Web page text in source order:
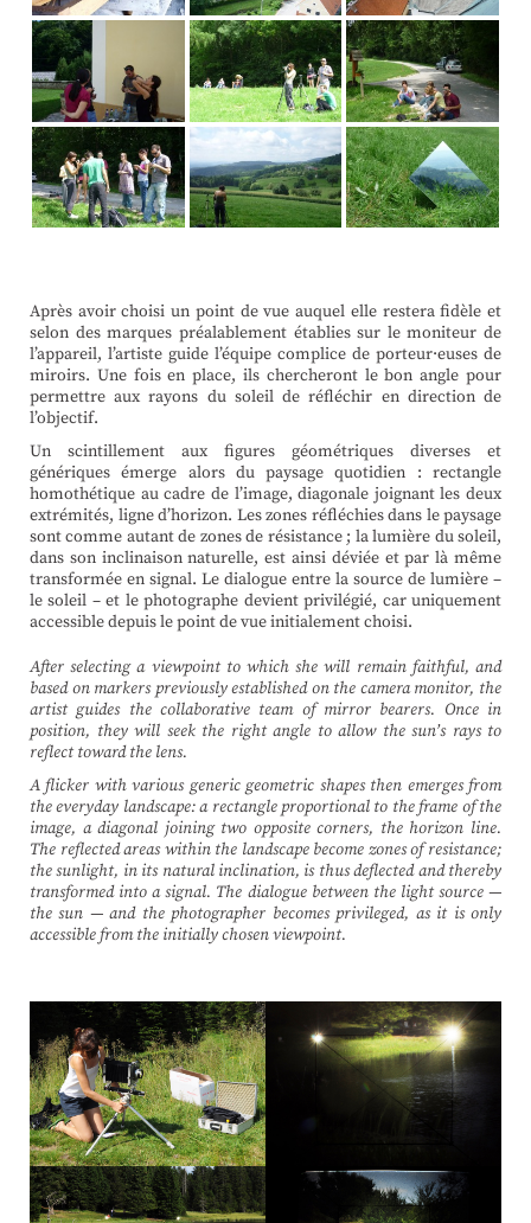
Après avoir choisi un point de vue auquel elle restera fidèle et
selon des marques préalablement établies sur le moniteur de
l’appareil, l’artiste guide l’équipe complice de porteur·euses de
miroirs. Une fois en place, ils chercheront le bon angle pour
permettre aux rayons du soleil de réfléchir en direction de
l’objectif.
Un scintillement aux figures géométriques diverses et
génériques émerge alors du paysage quotidien : rectangle
homothétique au cadre de l’image, diagonale joignant les deux
extrémités, ligne d’horizon. Les zones réfléchies dans le paysage
sont comme autant de zones de résistance ; la lumière du soleil,
dans son inclinaison naturelle, est ainsi déviée et par là même
transformée en signal. Le dialogue entre la source de lumière –
le soleil – et le photographe devient privilégié, car uniquement
accessible depuis le point de vue initialement choisi.
After selecting a viewpoint to which she will remain faithful, and
based on markers previously established on the camera monitor, the
artist guides the collaborative team of mirror bearers. Once in
position, they will seek the right angle to allow the sun’s rays to
reflect toward the lens.
A flicker with various generic geometric shapes then emerges from
the everyday landscape: a rectangle proportional to the frame of the
image, a diagonal joining two opposite corners, the horizon line.
The reflected areas within the landscape become zones of resistance;
the sunlight, in its natural inclination, is thus deflected and thereby
transformed into a signal. The dialogue between the light source —
the sun — and the photographer becomes privileged, as it is only
accessible from the initially chosen viewpoint.